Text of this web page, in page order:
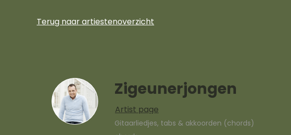
Terug naar artiestenoverzicht
Zigeunerjongen
Artist page
Gitaarliedjes, tabs & akkoorden (chords)